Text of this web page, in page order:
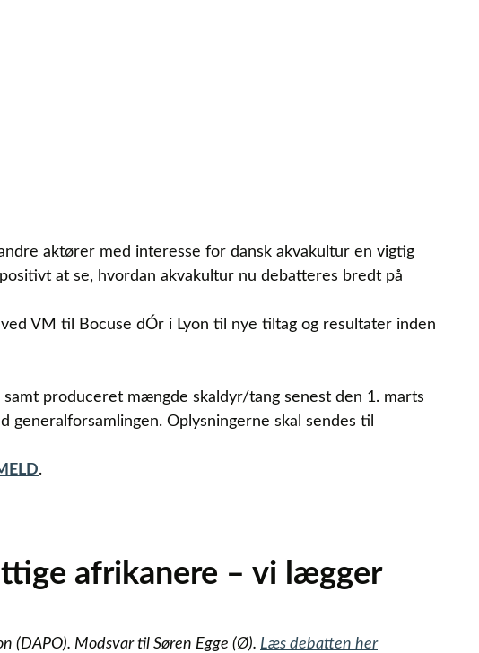
aktører med interesse for dansk akvakultur en vigtig
at se, hvordan akvakultur nu debatteres bredt på
VM til Bocuse dÓr i Lyon til nye tiltag og resultater inden
produceret mængde skaldyr/tang senest den 1. marts
Oplysningerne skal sendes til
.
afrikanere – vi lægger
(DAPO). Modsvar til Søren Egge (Ø). Læs debatten her